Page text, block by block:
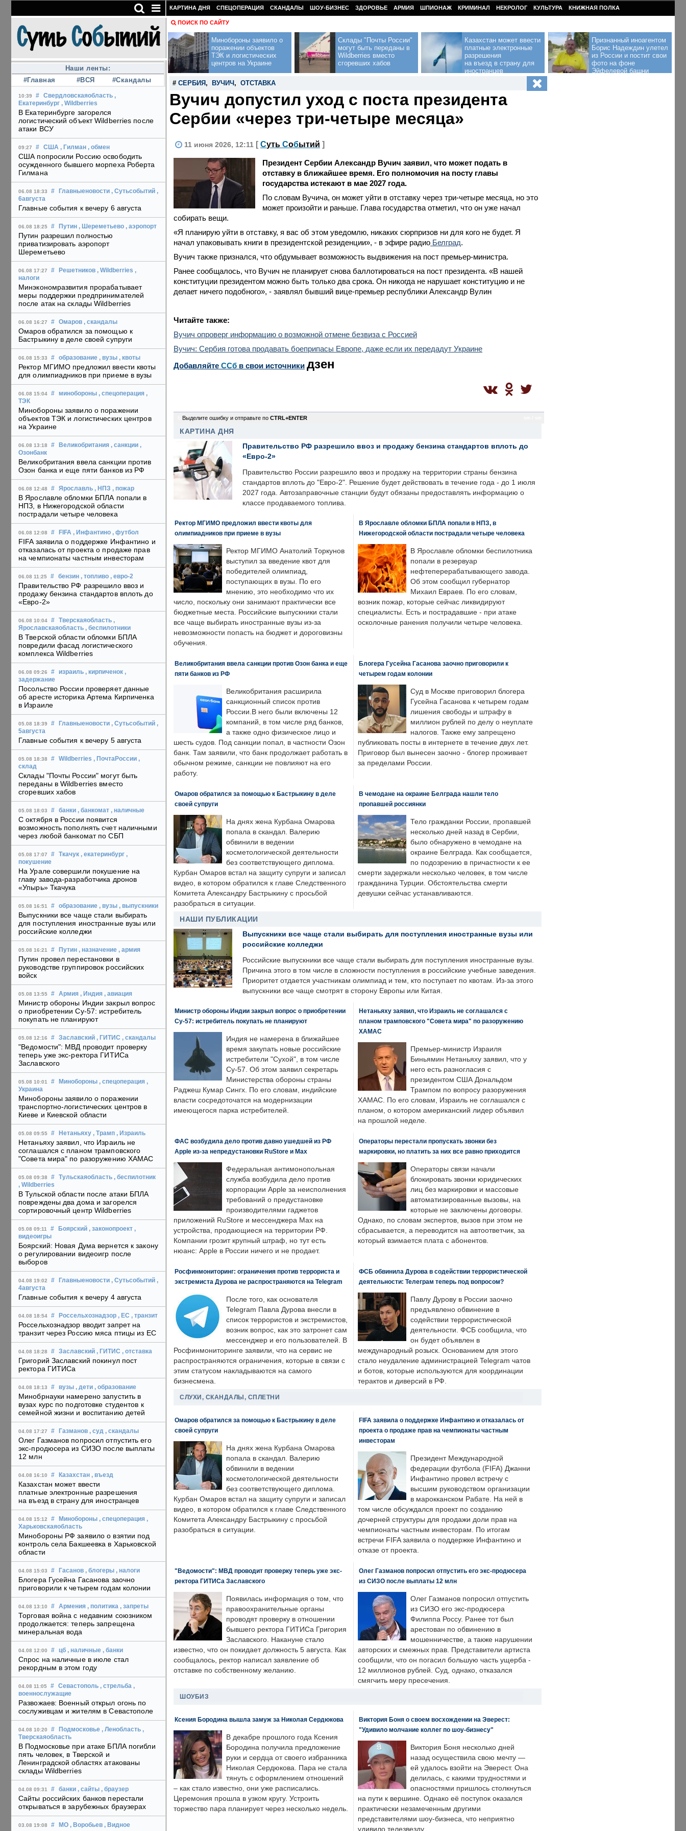
Наши ленты:
#Главная
#ВСЯ #Скандалы
10:39 # Свердловскаяобласть ,
Екатеринбург , Wildberries
В Екатеринбурге загорелся
логистический объект Wildberries после
атаки ВСУ
09:27 # США , Гилман , обмен
США попросили Россию освободить
осужденного бывшего морпеха Роберта
Гилмана
06.08 18:33 # Главныеновости , Сутьсобытий ,
6августа
Главные события к вечеру 6 августа
06.08 18:25 # Путин , Шереметьево , аэропорт
Путин разрешил полностью
приватизировать аэропорт
Шереметьево
06.08 17:27 # Решетников , Wildberries ,
налоги
Минэкономразвития прорабатывает
меры поддержки предпринимателей
после атак на склады Wildberries
06.08 16:27 # Омаров , скандалы
Омаров обратился за помощью к
Бастрыкину в деле своей супруги
06.08 15:33 # образование , вузы , квоты
Ректор МГИМО предложил ввести квоты
для олимпиадников при приеме в вузы
06.08 15:04 # минобороны , спецоперация ,
ТЭК
Минобороны заявило о поражении
объектов ТЭК и логистических центров
на Украине
06.08 13:18 # Великобритания , санкции ,
Озонбанк
Великобритания ввела санкции против
Озон банка и еще пяти банков из РФ
06.08 12:48 # Ярославль , НПЗ , пожар
В Ярославле обломки БПЛА попали в
НПЗ, в Нижегородской области
пострадали четыре человека
06.08 12:08 # FIFA , Инфантино , футбол
FIFA заявила о поддержке Инфантино и
отказалась от проекта о продаже прав
на чемпионаты частным инвесторам
06.08 11:25 # бензин , топливо , евро-2
Правительство РФ разрешило ввоз и
продажу бензина стандартов вплоть до
«Евро-2»
06.08 10:04 # Тверскаяобласть ,
Ярославскаяобласть , беспилотники
В Тверской области обломки БПЛА
повредили фасад логистического
комплекса Wildberries
06.08 09:26 # израиль , кирпиченок ,
задержание
Посольство России проверяет данные
об аресте историка Артема Кирпиченка
в Израиле
05.08 18:39 # Главныеновости , Сутьсобытий ,
5августа
Главные события к вечеру 5 августа
05.08 18:38 # Wildberries , ПочтаРоссии ,
склад
Склады "Почты России" могут быть
переданы в Wildberries вместо
сгоревших хабов
05.08 18:03 # банки , банкомат , наличные
С октября в России появится
возможность пополнять счет наличными
через любой банкомат по СБП
05.08 17:07 # Ткачук , екатеринбург ,
покушение
На Урале совершили покушение на
главу завода-разработчика дронов
«Упырь» Ткачука
05.08 16:51 # образование , вузы , выпускники
Выпускники все чаще стали выбирать
для поступления иностранные вузы или
российские колледжи
05.08 16:21 # Путин , назначение , армия
Путин провел перестановки в
руководстве группировок российских
войск
05.08 13:55 # Армия , Индия , авиация
Министр обороны Индии закрыл вопрос
о приобретении Су-57: истребитель
покупать не планируют
05.08 12:16 # Заславский , ГИТИС , скандалы
"Ведомости": МВД проводит проверку
теперь уже экс-ректора ГИТИСа
Заславского
05.08 10:01 # Минобороны , спецоперация ,
Украина
Минобороны заявило о поражении
транспортно-логистических центров в
Киеве и Киевской области
05.08 09:55 # Нетаньяху , Трамп , Израиль
Нетаньяху заявил, что Израиль не
соглашался с планом трамповского
"Совета мира" по разоружению ХАМАС
05.08 09:38 # Тульскаяобласть , беспилотник
, Wildberries
В Тульской области после атаки БПЛА
повреждены два дома и загорелся
сортировочный центр Wildberries
05.08 09:11 # Боярский , законопроект ,
видеоигры
Боярский: Новая Дума вернется к закону
о регулировании видеоигр после
выборов
04.08 19:02 # Главныеновости , Сутьсобытий ,
4августа
Главные события к вечеру 4 августа
04.08 18:54 # Россельхознадзор , ЕС , транзит
Россельхознадзор вводит запрет на
транзит через Россию мяса птицы из ЕС
04.08 18:28 # Заславский , ГИТИС , отставка
Григорий Заславский покинул пост
ректора ГИТИСа
04.08 18:13 # вузы , дети , образование
Минобрнауки намерено запустить в
вузах курс по подготовке студентов к
семейной жизни и воспитанию детей
04.08 17:27 # Газманов , суд , скандалы
Олег Газманов попросил отпустить его
экс-продюсера из СИЗО после выплаты
12 млн
04.08 16:10 # Казахстан , въезд
Казахстан может ввести
платные электронные разрешения
на въезд в страну для иностранцев
04.08 15:12 # Минобороны , спецоперация ,
Харьковскаяобласть
Минобороны РФ заявило о взятии под
контроль села Бакшеевка в Харьковской
области
04.08 15:03 # Гасанов , блогеры , налоги
Блогера Гусейна Гасанова заочно
приговорили к четырем годам колонии
04.08 13:10 # Армения , политика , запреты
Торговая война с недавним союзником
продолжается: теперь запрещена
минеральная вода
04.08 12:00 # цб , наличные , банки
Спрос на наличные в июле стал
рекордным в этом году
04.08 11:05 # Севастополь , стрельба ,
военнослужащие
Развожаев: Военный открыл огонь по
сослуживцам и жителям в Севастополе
04.08 10:20 # Подмосковье , Ленобласть ,
Тверскаяобласть
В Подмосковье при атаке БПЛА погибли
пять человек, в Тверской и
Ленинградской областях атакованы
склады Wildberries
04.08 09:31 # банки , сайты , браузер
Сайты российских банков перестали
открываться в зарубежных браузерах
03.08 19:08 # МО , Воробьев , Видное
КАРТИНА ДНЯ СПЕЦОПЕРАЦИЯ СКАНДАЛЫ ШОУ-БИЗНЕС ЗДОРОВЬЕ АРМИЯ ШПИОНАЖ КРИМИНАЛ НЕКРОЛОГ КУЛЬТУРА КНИЖНАЯ ПОЛКА
ПОИСК ПО САЙТУ
Минобороны заявило о
поражении объектов
ТЭК и логистических
центров на Украине
Склады "Почты России"
могут быть переданы в
Wildberries вместо
сгоревших хабов
Казахстан может ввести
платные электронные
разрешения
на въезд в страну для
иностранцев
Признанный иноагентом
Борис Надеждин улетел
из России и постит свои
фото на фоне
Эйфелевой башни
# СЕРБИЯ , ВУЧИЧ , ОТСТАВКА
Вучич допустил уход с поста президента
Сербии «через три-четыре месяца»
11 июня 2026, 12:11 [ Суть Событий ]
Президент Сербии Александр Вучич заявил, что может подать в
отставку в ближайшее время. Его полномочия на посту главы
государства истекают в мае 2027 года.
По словам Вучича, он может уйти в отставку через три-четыре месяца, но это
может произойти и раньше. Глава государства отметил, что он уже начал
собирать вещи.
«Я планирую уйти в отставку, я вас об этом уведомлю, никаких сюрпризов ни для кого не будет. Я
начал упаковывать книги в президентской резиденции», - в эфире радио Белград.
Вучич также признался, что обдумывает возможность выдвижения на пост премьер-министра.
Ранее сообщалось, что Вучич не планирует снова баллотироваться на пост президента. «В нашей
конституции президентом можно быть только два срока. Он никогда не нарушает конституцию и не
делает ничего подобного», - заявлял бывший вице-премьер республики Александр Вулин
Читайте также:
Вучич опроверг информацию о возможной отмене безвиза с Россией
Вучич: Сербия готова продавать боеприпасы Европе, даже если их передадут Украине
Добавляйте CСб в свои источники дзен
Выделите ошибку и отправьте по CTRL+ENTER
КАРТИНА ДНЯ
Правительство РФ разрешило ввоз и продажу бензина стандартов вплоть до
«Евро-2»
Правительство России разрешило ввоз и продажу на территории страны бензина
стандартов вплоть до "Евро-2". Решение будет действовать в течение года - до 1 июля
2027 года. Автозаправочные станции будут обязаны предоставлять информацию о
классе продаваемого топлива.
Ректор МГИМО предложил ввести квоты для
олимпиадников при приеме в вузы
Ректор МГИМО Анатолий Торкунов
выступил за введение квот для
победителей олимпиад,
поступающих в вузы. По его
мнению, это необходимо что их
число, поскольку они занимают практически все
бюджетные места. Российские выпускники стали
все чаще выбирать иностранные вузы из-за
невозможности попасть на бюджет и дороговизны
обучения.
В Ярославле обломки БПЛА попали в НПЗ, в
Нижегородской области пострадали четыре человека
В Ярославле обломки беспилотника
попали в резервуар
нефтеперерабатывающего завода.
Об этом сообщил губернатор
Михаил Евраев. По его словам,
возник пожар, которые сейчас ликвидируют
специалисты. Есть и пострадавшие - при атаке
осколочные ранения получили четыре человека.
Великобритания ввела санкции против Озон банка и еще
пяти банков из РФ
Великобритания расширила
санкционный список против
России.В него были включены 12
компаний, в том числе ряд банков,
а также одно физическое лицо и
шесть судов. Под санкции попал, в частности Озон
банк. Там заявили, что банк продолжает работать в
обычном режиме, санкции не повлияют на его
работу.
Блогера Гусейна Гасанова заочно приговорили к
четырем годам колонии
Суд в Москве приговорил блогера
Гусейна Гасанова к четырем годам
лишения свободы и штрафу в
миллион рублей по делу о неуплате
налогов. Также ему запрещено
публиковать посты в интернете в течение двух лет.
Приговор был вынесен заочно - блогер проживает
за пределами России.
Омаров обратился за помощью к Бастрыкину в деле
своей супруги
На днях жена Курбана Омарова
попала в скандал. Валерию
обвинили в ведении
косметологической деятельности
без соответствующего диплома.
Курбан Омаров встал на защиту супруги и записал
видео, в котором обратился к главе Следственного
Комитета Александру Бастрыкину с просьбой
разобраться в ситуации.
В чемодане на окраине Белграда нашли тело
пропавшей россиянки
Тело гражданки России, пропавшей
несколько дней назад в Сербии,
было обнаружено в чемодане на
окраине Белграда. Как сообщается,
по подозрению в причастности к ее
смерти задержали несколько человек, в том числе
гражданина Турции. Обстоятельства смерти
девушки сейчас устанавливаются.
НАШИ ПУБЛИКАЦИИ
Выпускники все чаще стали выбирать для поступления иностранные вузы или
российские колледжи
Российские выпускники все чаще стали выбирать для поступления иностранные вузы.
Причина этого в том числе в сложности поступления в российские учебные заведения.
Приоритет отдается участникам олимпиад и тем, кто поступает по квотам. Из-за этого
выпускники все чаще смотрят в сторону Европы или Китая.
Министр обороны Индии закрыл вопрос о приобретении
Су-57: истребитель покупать не планируют
Индия не намерена в ближайшее
время закупать новые российские
истребители "Сухой", в том числе
Су-57. Об этом заявил секретарь
Министерства обороны страны
Раджеш Кумар Сингх. По его словам, индийские
власти сосредоточатся на модернизации
имеющегося парка истребителей.
Нетаньяху заявил, что Израиль не соглашался с
планом трамповского "Совета мира" по разоружению
ХАМАС
Премьер-министр Израиля
Биньямин Нетаньяху заявил, что у
него есть разногласия с
президентом США Дональдом
Трампом по вопросу разоружения
ХАМАС. По его словам, Израиль не соглашался с
планом, о котором американский лидер объявил
на прошлой неделе.
ФАС возбудила дело против давно ушедшей из РФ
Apple из-за непредустановки RuStore и Max
Федеральная антимонопольная
служба возбудила дело против
корпорации Apple за неисполнения
требований о предустановке
производителями гаджетов
приложений RuStore и мессенджера Max на
устройства, продающиеся на территории РФ.
Компании грозит крупный штраф, но тут есть
нюанс: Apple в России ничего и не продает.
Операторы перестали пропускать звонки без
маркировки, но платить за них все равно приходится
Операторы связи начали
блокировать звонки юридических
лиц без маркировки и массовые
автоматизированные вызовы, на
которые не заключены договоры.
Однако, по словам экспертов, вызов при этом не
сбрасывается, а переводится на автоответчик, за
который взимается плата с абонентов.
Росфинмониторинг: ограничения против террориста и
экстремиста Дурова не распространяются на Telegram
После того, как основателя
Telegram Павла Дурова внесли в
список террористов и экстремистов,
возник вопрос, как это затронет сам
мессенджер и его пользователей. В
Росфинмониторинге заявили, что на сервис не
распространяются ограничения, которые в связи с
этим статусом накладываются на самого
бизнесмена.
ФСБ обвинила Дурова в содействии террористической
деятельности: Телеграм теперь под вопросом?
Павлу Дурову в России заочно
предъявлено обвинение в
содействии террористической
деятельности. ФСБ сообщила, что
он будет объявлен в
международный розыск. Основанием для этого
стало неудаление администрацией Telegram чатов
и ботов, которые используются для координации
терактов и диверсий в РФ.
СЛУХИ, СКАНДАЛЫ, СПЛЕТНИ
Омаров обратился за помощью к Бастрыкину в деле
своей супруги
На днях жена Курбана Омарова
попала в скандал. Валерию
обвинили в ведении
косметологической деятельности
без соответствующего диплома.
Курбан Омаров встал на защиту супруги и записал
видео, в котором обратился к главе Следственного
Комитета Александру Бастрыкину с просьбой
разобраться в ситуации.
FIFA заявила о поддержке Инфантино и отказалась от
проекта о продаже прав на чемпионаты частным
инвесторам
Президент Международной
федерации футбола (FIFA) Джанни
Инфантино провел встречу с
высшим руководством организации
в марокканском Рабате. На ней в
том числе обсуждался проект по созданию
дочерней структуры для продажи доли прав на
чемпионаты частным инвесторам. По итогам
встречи FIFA заявила о поддержке Инфантино и
отказе от проекта.
"Ведомости": МВД проводит проверку теперь уже экс-
ректора ГИТИСа Заславского
Появилась информация о том, что
правоохранительные органы
проводят проверку в отношении
бывшего ректора ГИТИСа Григория
Заславского. Накануне стало
известно, что он покидает должность 5 августа. Как
сообщалось, ректор написал заявление об
отставке по собственному желанию.
Олег Газманов попросил отпустить его экс-продюсера
из СИЗО после выплаты 12 млн
Олег Газманов попросил отпустить
из СИЗО его экс-продюсера
Филиппа Россу. Ранее тот был
арестован по обвинению в
мошенничестве, а также нарушении
авторских и смежных прав. Представители артиста
сообщили, что он погасил большую часть ущерба -
12 миллионов рублей. Суд, однако, отказался
смягчить меру пресечения.
ШОУБИЗ
Ксения Бородина вышла замуж за Николая Сердюкова
В декабре прошлого года Ксения
Бородина получила предложение
руки и сердца от своего избранника
Николая Сердюкова. Пара не стала
тянуть с оформлением отношений
– как стало известно, они уже расписались.
Церемония прошла в узком кругу. Устроить
торжество пара планирует через несколько недель.
Виктория Боня о своем восхождении на Эверест:
"Удивило молчание коллег по шоу-бизнесу"
Виктория Боня несколько дней
назад осуществила свою мечту —
ей удалось взойти на Эверест. Она
делилась, с какими трудностями и
опасностями пришлось столкнуться
на пути к вершине. Однако её поступок оказался
практически незамеченным другими
представителями шоу-бизнеса, что неприятно
удивило телезвезду.